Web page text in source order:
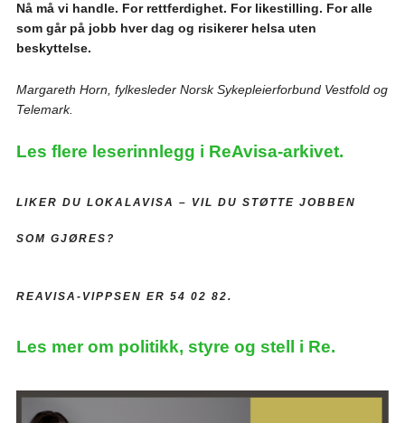
Nå må vi handle. For rettferdighet. For likestilling. For alle
som går på jobb hver dag og risikerer helsa uten
beskyttelse.
Margareth Horn, fylkesleder Norsk Sykepleierforbund Vestfold og
Telemark.
Les flere leserinnlegg i ReAvisa-arkivet.
LIKER DU LOKALAVISA – VIL DU STØTTE JOBBEN
SOM GJØRES?
REAVISA-VIPPSEN ER 54 02 82.
Les mer om politikk, styre og stell i Re.